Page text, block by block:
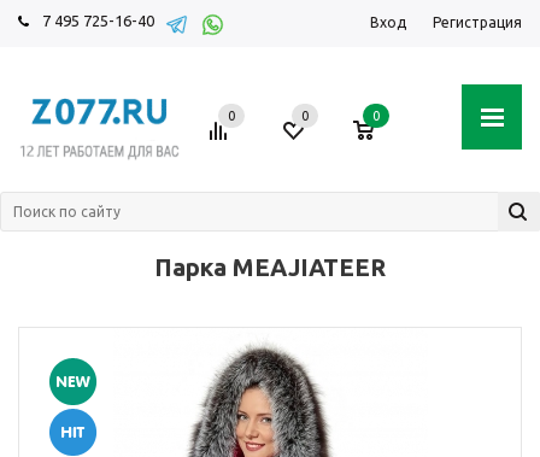
7 495 725-16-40 Вход Регистрация
0 0 0
Парка MEAJIATEER